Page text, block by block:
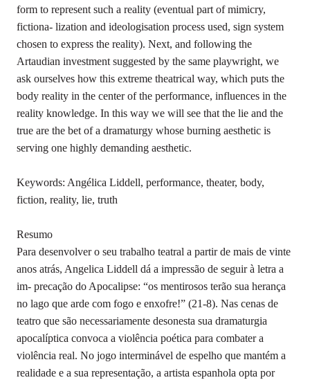
form to represent such a reality (eventual part of mimicry,
fictiona- lization and ideologisation process used, sign system
chosen to express the reality). Next, and following the
Artaudian investment suggested by the same playwright, we
ask ourselves how this extreme theatrical way, which puts the
body reality in the center of the performance, influences in the
reality knowledge. In this way we will see that the lie and the
true are the bet of a dramaturgy whose burning aesthetic is
serving one highly demanding aesthetic.
Keywords: Angélica Liddell, performance, theater, body,
fiction, reality, lie, truth
Resumo
Para desenvolver o seu trabalho teatral a partir de mais de vinte
anos atrás, Angelica Liddell dá a impressão de seguir à letra a
im- precação do Apocalipse: “os mentirosos terão sua herança
no lago que arde com fogo e enxofre!” (21-8). Nas cenas de
teatro que são necessariamente desonesta sua dramaturgia
apocalíptica convoca a violência poética para combater a
violência real. No jogo interminável de espelho que mantém a
realidade e a sua representação, a artista espanhola opta por